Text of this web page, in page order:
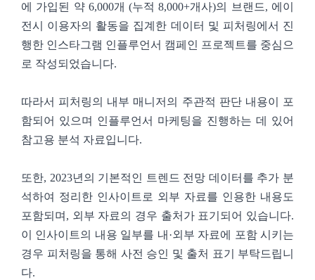
에 가입된 약 6,000개 (누적 8,000+개사)의 브랜드, 에이
전시 이용자의 활동을 집계한 데이터 및 피처링에서 진
행한 인스타그램 인플루언서 캠페인 프로젝트를 중심으
로 작성되었습니다.
따라서 피처링의 내부 매니저의 주관적 판단 내용이 포
함되어 있으며 인플루언서 마케팅을 진행하는 데 있어
참고용 분석 자료입니다.
또한, 2023년의 기본적인 트렌드 전망 데이터를 추가 분
석하여 정리한 인사이트로 외부 자료를 인용한 내용도
포함되며, 외부 자료의 경우 출처가 표기되어 있습니다.
이 인사이트의 내용 일부를 내·외부 자료에 포함 시키는
경우 피처링을 통해 사전 승인 및 출처 표기 부탁드립니
다.